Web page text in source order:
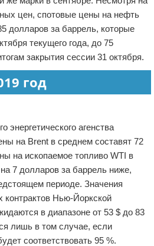
цен, спотовые цены на нефть
долларов за баррель, которые
текущего года, до 75
закрытия сессии 31 октября.
год
агенства
на Brent в среднем составят 72
на ископаемое топливо WTI в
7 долларов за баррель ниже,
периоде. Значения
Нью-Йоркской
в диапазоне от 53 $ до 83
лишь в том случае, если
соответствовать 95 %.